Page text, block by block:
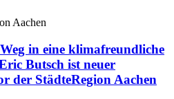
Aachen
in eine klimafreundliche
Butsch ist neuer
der StädteRegion Aachen